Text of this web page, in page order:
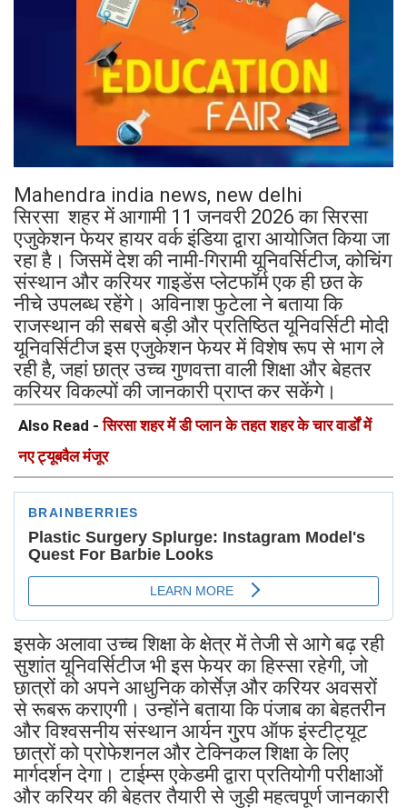
Mahendra india news, new delhi
सिरसा शहर में आगामी 11 जनवरी 2026 का सिरसा
एजुकेशन फेयर हायर वर्क इंडिया द्वारा आयोजित किया जा
रहा है। जिसमें देश की नामी-गिरामी यूनिवर्सिटीज, कोचिंग
संस्थान और करियर गाइडेंस प्लेटफॉर्म एक ही छत के
नीचे उपलब्ध रहेंगे। अविनाश फुटेला ने बताया कि
राजस्थान की सबसे बड़ी और प्रतिष्ठित यूनिवर्सिटी मोदी
यूनिवर्सिटीज इस एजुकेशन फेयर में विशेष रूप से भाग ले
रही है, जहां छात्र उच्च गुणवत्ता वाली शिक्षा और बेहतर
करियर विकल्पों की जानकारी प्राप्त कर सकेंगे।
Also Read -सिरसा शहर में डी प्लान के तहत शहर के चार वार्डों में
नए ट्यूबवैल मंजूर
इसके अलावा उच्च शिक्षा के क्षेत्र में तेजी से आगे बढ़ रही
सुशांत यूनिवर्सिटीज भी इस फेयर का हिस्सा रहेगी, जो
छात्रों को अपने आधुनिक कोर्सेज़ और करियर अवसरों
से रूबरू कराएगी। उन्होंने बताया कि पंजाब का बेहतरीन
और विश्वसनीय संस्थान आर्यन गु्रप ऑफ इंस्टीट्यूट
छात्रों को प्रोफेशनल और टेक्निकल शिक्षा के लिए
मार्गदर्शन देगा। टाईम्स एकेडमी द्वारा प्रतियोगी परीक्षाओं
और करियर की बेहतर तैयारी से जुड़ी महत्वपूर्ण जानकारी